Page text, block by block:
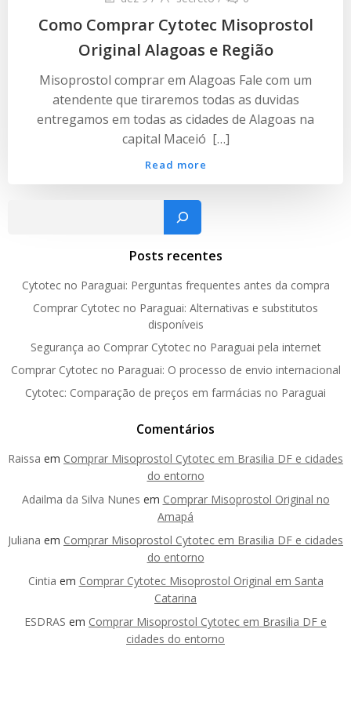
Como Comprar Cytotec Misoprostol
Original Alagoas e Região
Misoprostol comprar em Alagoas Fale com um
atendente que tiraremos todas as duvidas
entregamos em todas as cidades de Alagoas na
capital Maceió […]
Read more
Pesquisar
Posts recentes
Cytotec no Paraguai: Perguntas frequentes antes da compra
Comprar Cytotec no Paraguai: Alternativas e substitutos
disponíveis
Segurança ao Comprar Cytotec no Paraguai pela internet
Comprar Cytotec no Paraguai: O processo de envio internacional
Cytotec: Comparação de preços em farmácias no Paraguai
Comentários
Raissa em Comprar Misoprostol Cytotec em Brasilia DF e cidades
do entorno
Adailma da Silva Nunes em Comprar Misoprostol Original no
Amapá
Juliana em Comprar Misoprostol Cytotec em Brasilia DF e cidades
do entorno
Cintia em Comprar Cytotec Misoprostol Original em Santa
Catarina
ESDRAS em Comprar Misoprostol Cytotec em Brasilia DF e
cidades do entorno